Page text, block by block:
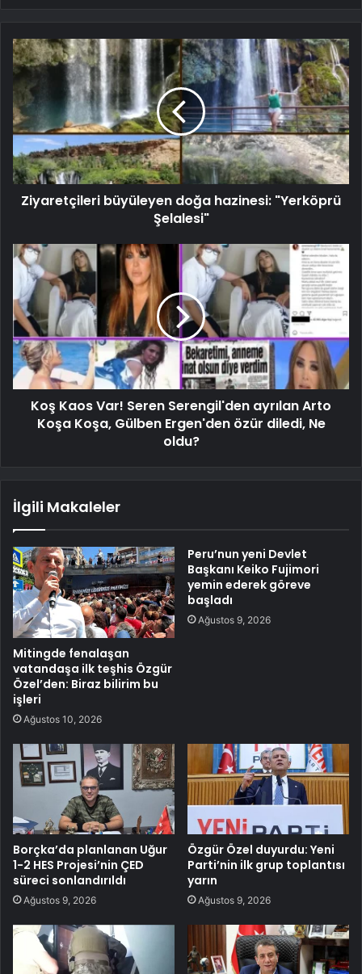
Ziyaretçileri büyüleyen doğa hazinesi: "Yerköprü
Şelalesi"
Koş Kaos Var! Seren Serengil'den ayrılan Arto
Koşa Koşa, Gülben Ergen'den özür diledi, Ne
oldu?
İlgili Makaleler
Mitingde fenalaşan
vatandaşa ilk teşhis Özgür
Özel’den: Biraz bilirim bu
işleri
Ağustos 10, 2026
Peru’nun yeni Devlet
Başkanı Keiko Fujimori
yemin ederek göreve
başladı
Ağustos 9, 2026
Borçka’da planlanan Uğur
1-2 HES Projesi’nin ÇED
süreci sonlandırıldı
Ağustos 9, 2026
Özgür Özel duyurdu: Yeni
Parti’nin ilk grup toplantısı
yarın
Ağustos 9, 2026